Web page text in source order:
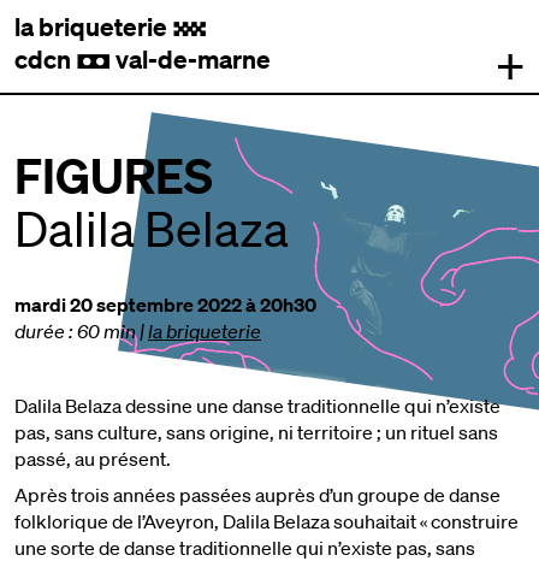
la briqueterie .
cdcn , val-de-marne +
FIGURES
Dalila Belaza
mardi 20 septembre 2022 à 20h30
durée : 60 min|la briqueterie
Dalila Belaza dessine une danse traditionnelle qui n’existe
pas, sans culture, sans origine, ni territoire ; un rituel sans
passé, au présent.
Après trois années passées auprès d’un groupe de danse
folklorique de l’Aveyron, Dalila Belaza souhaitait « construire
une sorte de danse traditionnelle qui n’existe pas, sans